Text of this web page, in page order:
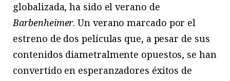
globalizada, ha sido el verano de
Barbenheimer. Un verano marcado por el
estreno de dos películas que, a pesar de sus
contenidos diametralmente opuestos, se han
convertido en esperanzadores éxitos de